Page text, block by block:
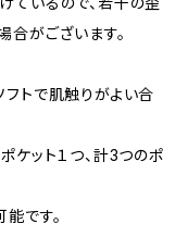
合がございます。
トで肌触りがよい合
ット１つ、計3つのポ
です。